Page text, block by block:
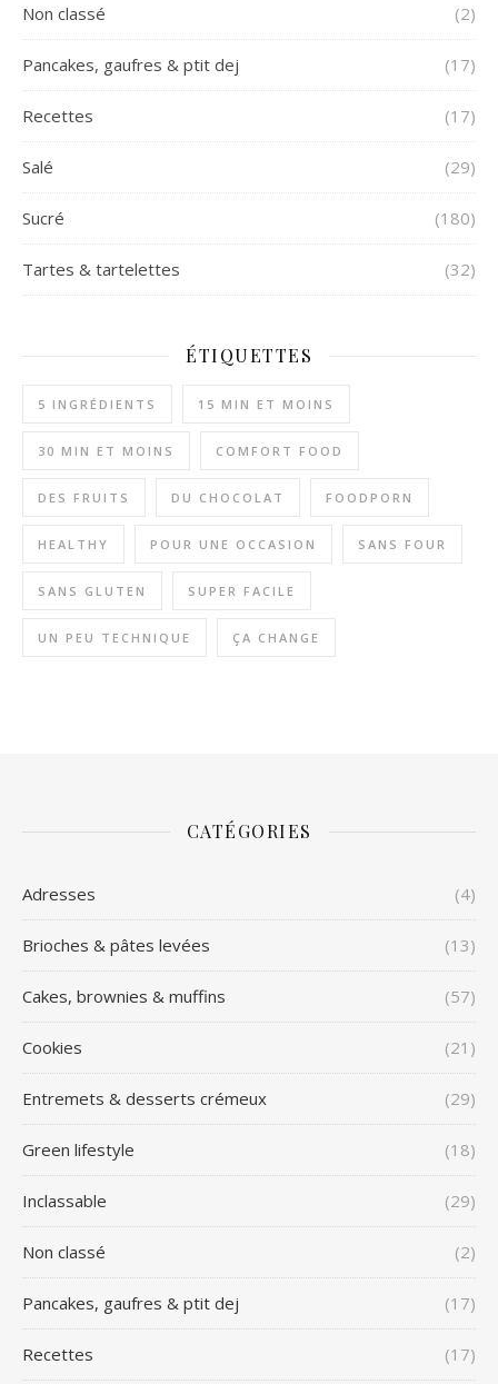
Non classé (2)
Pancakes, gaufres & ptit dej (17)
Recettes (17)
Salé (29)
Sucré (180)
Tartes & tartelettes (32)
ÉTIQUETTES
5 INGRÉDIENTS 15 MIN ET MOINS
30 MIN ET MOINS COMFORT FOOD
DES FRUITS DU CHOCOLAT FOODPORN
HEALTHY POUR UNE OCCASION SANS FOUR
SANS GLUTEN SUPER FACILE
UN PEU TECHNIQUE ÇA CHANGE
CATÉGORIES
Adresses (4)
Brioches & pâtes levées (13)
Cakes, brownies & muffins (57)
Cookies (21)
Entremets & desserts crémeux (29)
Green lifestyle (18)
Inclassable (29)
Non classé (2)
Pancakes, gaufres & ptit dej (17)
Recettes (17)